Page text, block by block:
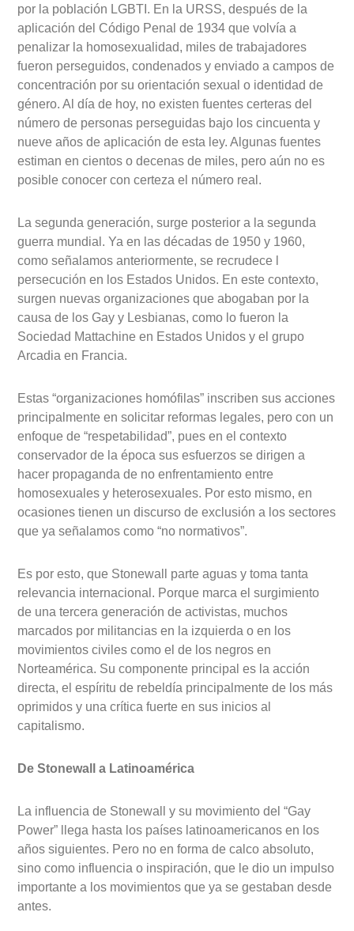
por la población LGBTI. En la URSS, después de la
aplicación del Código Penal de 1934 que volvía a
penalizar la homosexualidad, miles de trabajadores
fueron perseguidos, condenados y enviado a campos de
concentración por su orientación sexual o identidad de
género. Al día de hoy, no existen fuentes certeras del
número de personas perseguidas bajo los cincuenta y
nueve años de aplicación de esta ley. Algunas fuentes
estiman en cientos o decenas de miles, pero aún no es
posible conocer con certeza el número real.
La segunda generación, surge posterior a la segunda
guerra mundial. Ya en las décadas de 1950 y 1960,
como señalamos anteriormente, se recrudece l
persecución en los Estados Unidos. En este contexto,
surgen nuevas organizaciones que abogaban por la
causa de los Gay y Lesbianas, como lo fueron la
Sociedad Mattachine en Estados Unidos y el grupo
Arcadia en Francia.
Estas “organizaciones homófilas” inscriben sus acciones
principalmente en solicitar reformas legales, pero con un
enfoque de “respetabilidad”, pues en el contexto
conservador de la época sus esfuerzos se dirigen a
hacer propaganda de no enfrentamiento entre
homosexuales y heterosexuales. Por esto mismo, en
ocasiones tienen un discurso de exclusión a los sectores
que ya señalamos como “no normativos”.
Es por esto, que Stonewall parte aguas y toma tanta
relevancia internacional. Porque marca el surgimiento
de una tercera generación de activistas, muchos
marcados por militancias en la izquierda o en los
movimientos civiles como el de los negros en
Norteamérica. Su componente principal es la acción
directa, el espíritu de rebeldía principalmente de los más
oprimidos y una crítica fuerte en sus inicios al
capitalismo.
De Stonewall a Latinoamérica
La influencia de Stonewall y su movimiento del “Gay
Power” llega hasta los países latinoamericanos en los
años siguientes. Pero no en forma de calco absoluto,
sino como influencia o inspiración, que le dio un impulso
importante a los movimientos que ya se gestaban desde
antes.